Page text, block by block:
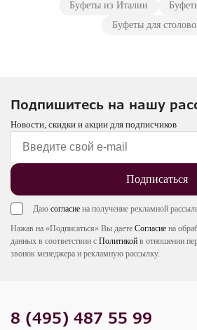
Буфеты из Италии
Буфеты для
Подпишитесь на нашу
Новости, скидки и акции для подписчиков
Подписаться
Даю согласие на получение рекламной
Нажав на «Подписаться» Вы даете Согласие на
данных в соответствии с Политикой в отношении
звонок менеджера и рекламную рассылку.
8 (495) 487 55 99